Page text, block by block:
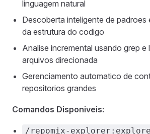
linguagem natural
Descoberta inteligente de padroes
da estrutura do codigo
Analise incremental usando grep e
arquivos direcionada
Gerenciamento automatico de
repositorios grandes
Comandos Disponiveis:
/repomix-